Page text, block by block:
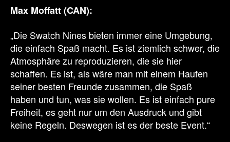
Max Moffatt (CAN):
„Die Swatch Nines bieten immer eine Umgebung,
die einfach Spaß macht. Es ist ziemlich schwer, die
Atmosphäre zu reproduzieren, die sie hier
schaffen. Es ist, als wäre man mit einem Haufen
seiner besten Freunde zusammen, die Spaß
haben und tun, was sie wollen. Es ist einfach pure
Freiheit, es geht nur um den Ausdruck und gibt
keine Regeln. Deswegen ist es der beste Event.“